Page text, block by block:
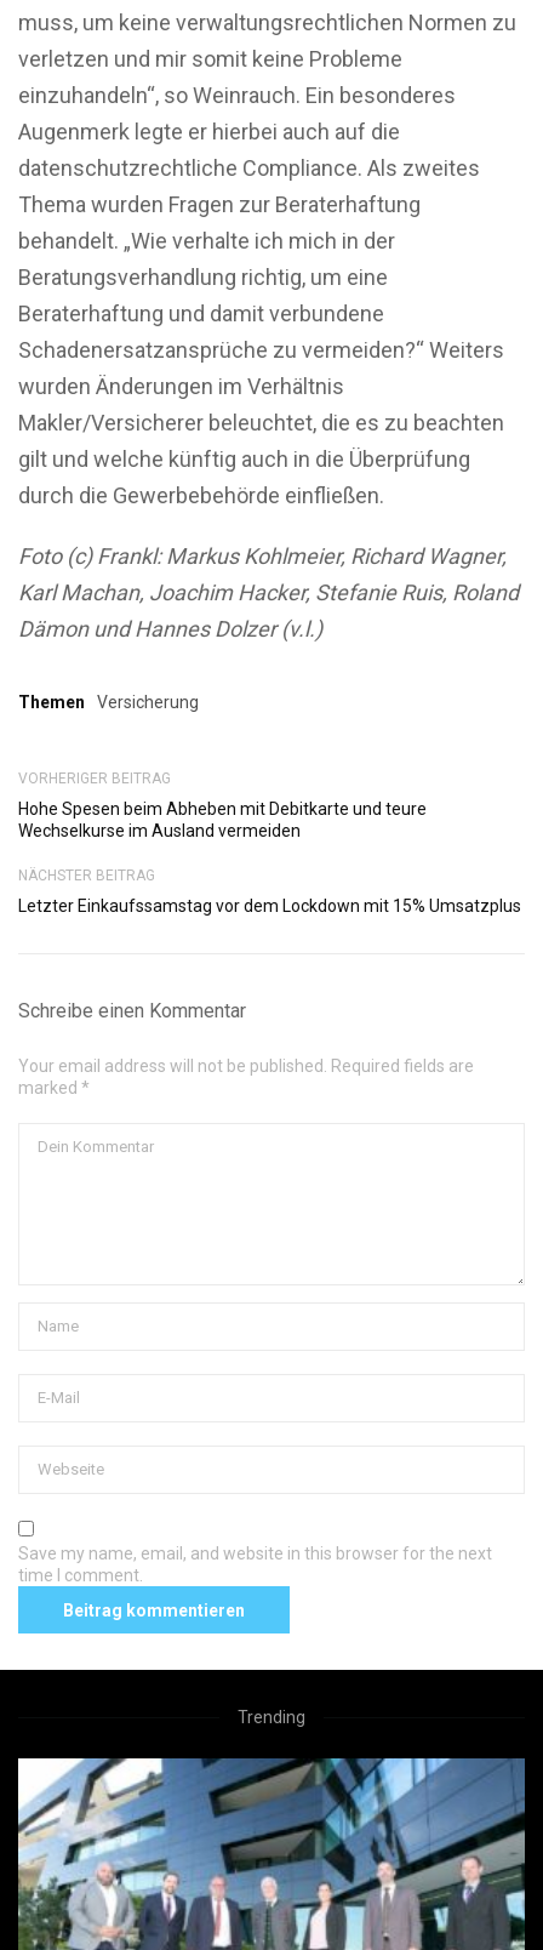
muss, um keine verwaltungsrechtlichen Normen zu
verletzen und mir somit keine Probleme
einzuhandeln“, so Weinrauch. Ein besonderes
Augenmerk legte er hierbei auch auf die
datenschutzrechtliche Compliance. Als zweites
Thema wurden Fragen zur Beraterhaftung
behandelt. „Wie verhalte ich mich in der
Beratungsverhandlung richtig, um eine
Beraterhaftung und damit verbundene
Schadenersatzansprüche zu vermeiden?“ Weiters
wurden Änderungen im Verhältnis
Makler/Versicherer beleuchtet, die es zu beachten
gilt und welche künftig auch in die Überprüfung
durch die Gewerbebehörde einfließen.
Foto (c) Frankl: Markus Kohlmeier, Richard Wagner,
Karl Machan, Joachim Hacker, Stefanie Ruis, Roland
Dämon und Hannes Dolzer (v.l.)
Themen Versicherung
VORHERIGER BEITRAG
Hohe Spesen beim Abheben mit Debitkarte und teure
Wechselkurse im Ausland vermeiden
NÄCHSTER BEITRAG
Letzter Einkaufssamstag vor dem Lockdown mit 15% Umsatzplus
Schreibe einen Kommentar
Your email address will not be published. Required fields are
marked *
Save my name, email, and website in this browser for the next
time I comment.
Trending